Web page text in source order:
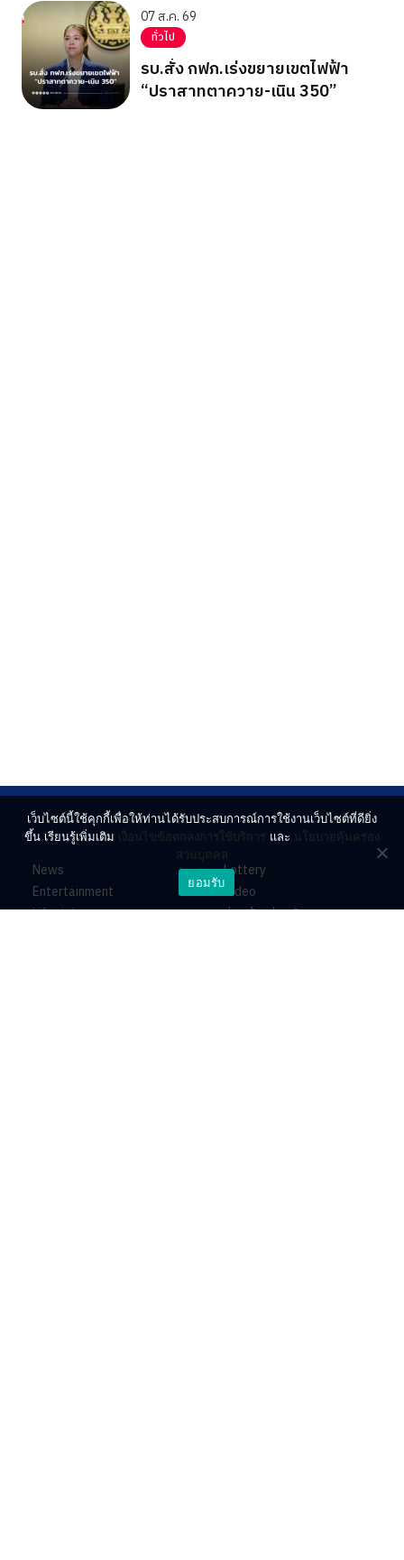
07 ส.ค. 69
ทั่วไป
รบ.สั่ง กฟภ.เร่งขยายเขตไฟฟ้า
“ปราสาทตาควาย-เนิน 350”
News
Entertainment
Lifestyle
Lottery
Video
ร่วมด้วยช่วยกัน
เว็บไซต์นี้ใช้คุกกี้เพื่อให้ท่านได้รับประสบการณ์การใช้งานเว็บไซต์ที่ดียิ่ง
ขึ้น เรียนรู้เพิ่มเติม เงื่อนไขข้อตกลงการใช้บริการ และ นโยบายคุ้มครอง
ส่วนบุคคล
ยอมรับ